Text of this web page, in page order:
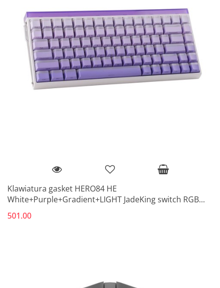
Klawiatura gasket HERO84 HE
White+Purple+Gradient+LIGHT JadeKing switch RGB
AULA
501.00